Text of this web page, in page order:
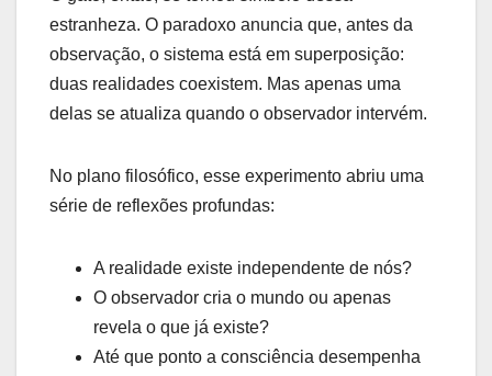
estranheza. O paradoxo anuncia que, antes da
observação, o sistema está em superposição:
duas realidades coexistem. Mas apenas uma
delas se atualiza quando o observador intervém.
No plano filosófico, esse experimento abriu uma
série de reflexões profundas:
A realidade existe independente de nós?
O observador cria o mundo ou apenas
revela o que já existe?
Até que ponto a consciência desempenha